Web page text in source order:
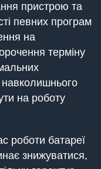
пристрою та
певних програм
на
терміну
на роботу
роботи батареї
знижуватися,